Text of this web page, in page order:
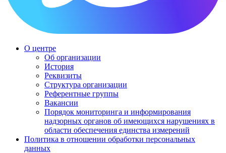
О центре
Об организации
История
Реквизиты
Структура организации
Референтные группы
Вакансии
Порядок мониторинга и информирования
надзорных органов об имеющихся нарушениях в
области обеспечения единства измерений
Политика в отношении обработки персональных
данных